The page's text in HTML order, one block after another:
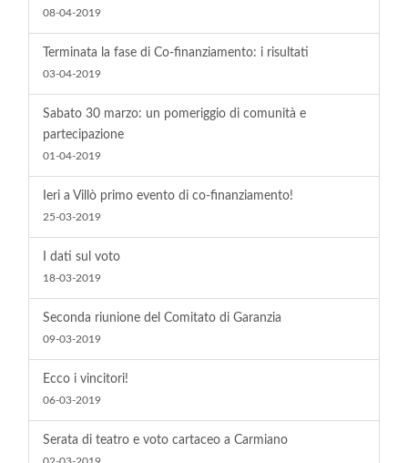
08-04-2019
Terminata la fase di Co-finanziamento: i risultati
03-04-2019
Sabato 30 marzo: un pomeriggio di comunità e
partecipazione
01-04-2019
Ieri a Villò primo evento di co-finanziamento!
25-03-2019
I dati sul voto
18-03-2019
Seconda riunione del Comitato di Garanzia
09-03-2019
Ecco i vincitori!
06-03-2019
Serata di teatro e voto cartaceo a Carmiano